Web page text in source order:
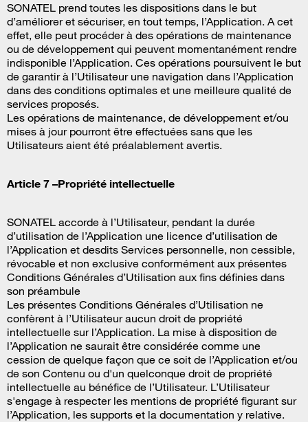
SONATEL prend toutes les dispositions dans le but
d’améliorer et sécuriser, en tout temps, l’Application. A cet
effet, elle peut procéder à des opérations de maintenance
ou de développement qui peuvent momentanément rendre
indisponible l’Application. Ces opérations poursuivent le but
de garantir à l’Utilisateur une navigation dans l’Application
dans des conditions optimales et une meilleure qualité de
services proposés.
Les opérations de maintenance, de développement et/ou
mises à jour pourront être effectuées sans que les
Utilisateurs aient été préalablement avertis.
Article 7 –Propriété intellectuelle
SONATEL accorde à l’Utilisateur, pendant la durée
d’utilisation de l’Application une licence d’utilisation de
l’Application et desdits Services personnelle, non cessible,
révocable et non exclusive conformément aux présentes
Conditions Générales d’Utilisation aux fins définies dans
son préambule
Les présentes Conditions Générales d’Utilisation ne
confèrent à l’Utilisateur aucun droit de propriété
intellectuelle sur l’Application. La mise à disposition de
l’Application ne saurait être considérée comme une
cession de quelque façon que ce soit de l’Application et/ou
de son Contenu ou d'un quelconque droit de propriété
intellectuelle au bénéfice de l’Utilisateur. L’Utilisateur
s'engage à respecter les mentions de propriété figurant sur
l’Application, les supports et la documentation y relative.